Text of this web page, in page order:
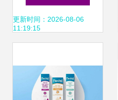
应与采购指南
更新时间：2026-08-06
11:19:15